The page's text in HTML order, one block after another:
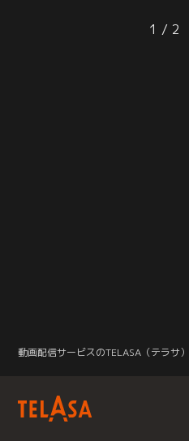
太さん、匠さんに、やついいちろう
さん、マグ万平さんをお迎えし、関
1
動画配信サービスのTELASA（テラサ）